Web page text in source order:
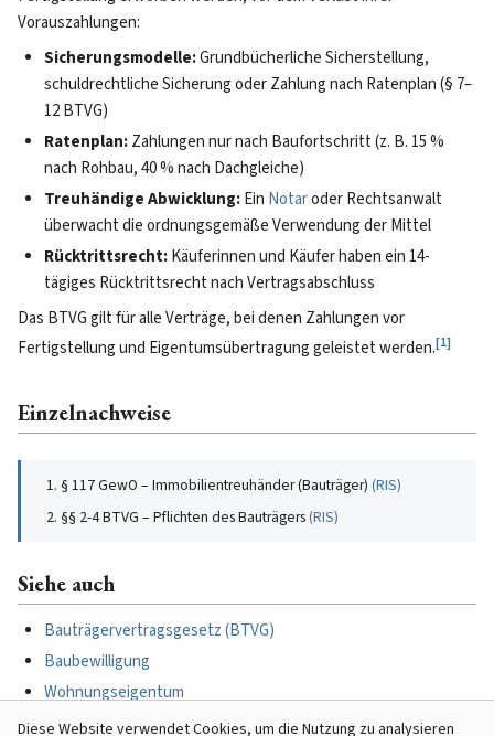
Vorauszahlungen:
Sicherungsmodelle:Grundbücherliche Sicherstellung,
schuldrechtliche Sicherung oder Zahlung nach Ratenplan (§ 7–
12 BTVG)
Ratenplan:Zahlungen nur nach Baufortschritt (z. B. 15 %
nach Rohbau, 40 % nach Dachgleiche)
Treuhändige Abwicklung:Ein Notaroder Rechtsanwalt
überwacht die ordnungsgemäße Verwendung der Mittel
Rücktrittsrecht:Käuferinnen und Käufer haben ein 14-
tägiges Rücktrittsrecht nach Vertragsabschluss
Das BTVG gilt für alle Verträge, bei denen Zahlungen vor
Fertigstellung und Eigentumsübertragung geleistet werden.[1]
Einzelnachweise
§ 117 GewO – Immobilientreuhänder (Bauträger) (RIS)
§§ 2-4 BTVG – Pflichten des Bauträgers(RIS)
Siehe auch
Bauträgervertragsgesetz (BTVG)
Baubewilligung
Wohnungseigentum
Kaufvertrag
Diese Website verwendet Cookies, um die Nutzung zu analysieren